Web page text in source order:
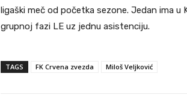
ligaški meč od početka sezone. Jedan ima u
grupnoj fazi LE uz jednu asistenciju.
TAGS FK Crvena zvezda Miloš Veljković